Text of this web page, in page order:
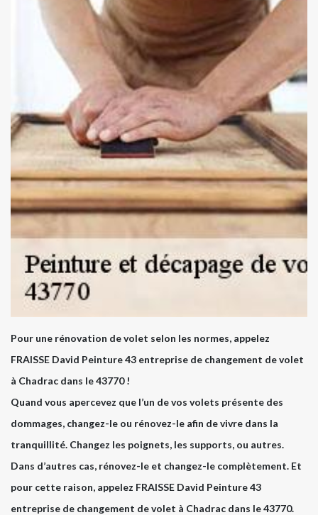
Pour une rénovation de volet selon les normes, appelez
FRAISSE David Peinture 43 entreprise de changement de volet
à Chadrac dans le 43770 !
Quand vous apercevez que l’un de vos volets présente des
dommages, changez-le ou rénovez-le afin de vivre dans la
tranquillité. Changez les poignets, les supports, ou autres.
Dans d’autres cas, rénovez-le et changez-le complètement. Et
pour cette raison, appelez FRAISSE David Peinture 43
entreprise de changement de volet à Chadrac dans le 43770.